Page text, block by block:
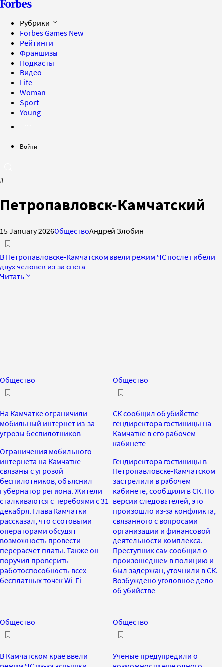
Рубрики
Forbes Games New
Рейтинги
Франшизы
Подкасты
Видео
Life
Woman
Sport
Young
Войти
#
Петропавловск-Камчатский
15 January 2026ОбществоАндрей Злобин
В Петропавловске-Камчатском ввели режим ЧС после гибели
двух человек из-за снега
Читать
Общество
На Камчатке ограничили
мобильный интернет из-за
угрозы беспилотников
Ограничения мобильного
интернета на Камчатке
связаны с угрозой
беспилотников, объяснил
губернатор региона. Жители
сталкиваются с перебоями с 31
декабря. Глава Камчатки
рассказал, что с сотовыми
операторами обсудят
возможность провести
перерасчет платы. Также он
поручил проверить
работоспособность всех
бесплатных точек Wi-Fi
Общество
СК сообщил об убийстве
гендиректора гостиницы на
Камчатке в его рабочем
кабинете
Гендиректора гостиницы в
Петропавловске-Камчатском
застрелили в рабочем
кабинете, сообщили в СК. По
версии следователей, это
произошло из-за конфликта,
связанного с вопросами
организации и финансовой
деятельности комплекса.
Преступник сам сообщил о
произошедшем в полицию и
был задержан, уточнили в СК.
Возбуждено уголовное дело
об убийстве
Общество
В Камчатском крае ввели
Общество
Ученые предупредили о